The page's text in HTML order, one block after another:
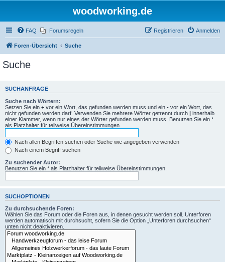
woodworking.de
FAQ Forumsregeln Anmelden
Registrieren
Foren-Übersicht Suche
Suche
SUCHANFRAGE
Suche nach Wörtern:
Setzen Sie ein + vor ein Wort, das gefunden werden muss und ein - vor ein Wort, das
nicht gefunden werden darf. Verwenden Sie mehrere Wörter getrennt durch | innerhalb
einer Klammer, wenn nur eines der Wörter gefunden werden muss. Benutzen Sie ein *
als Platzhalter für teilweise Übereinstimmungen.
Nach allen Begriffen suchen oder Suche wie angegeben verwenden
Nach einem Begriff suchen
Zu suchender Autor:
Benutzen Sie ein * als Platzhalter für teilweise Übereinstimmungen.
SUCHOPTIONEN
Zu durchsuchende Foren:
Wählen Sie das Forum oder die Foren aus, in denen gesucht werden soll. Unterforen
werden automatisch mit durchsucht, sofern Sie die Option „Unterforen durchsuchen“
unten nicht deaktivieren.